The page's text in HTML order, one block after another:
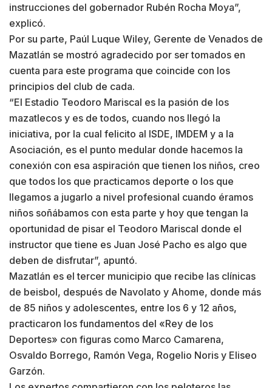
instrucciones del gobernador Rubén Rocha Moya”,
explicó.
Por su parte, Paúl Luque Wiley, Gerente de Venados de
Mazatlán se mostró agradecido por ser tomados en
cuenta para este programa que coincide con los
principios del club de cada.
“El Estadio Teodoro Mariscal es la pasión de los
mazatlecos y es de todos, cuando nos llegó la
iniciativa, por la cual felicito al ISDE, IMDEM y a la
Asociación, es el punto medular donde hacemos la
conexión con esa aspiración que tienen los niños, creo
que todos los que practicamos deporte o los que
llegamos a jugarlo a nivel profesional cuando éramos
niños soñábamos con esta parte y hoy que tengan la
oportunidad de pisar el Teodoro Mariscal donde el
instructor que tiene es Juan José Pacho es algo que
deben de disfrutar”, apuntó.
Mazatlán es el tercer municipio que recibe las clínicas
de beisbol, después de Navolato y Ahome, donde más
de 85 niños y adolescentes, entre los 6 y 12 años,
practicaron los fundamentos del «Rey de los
Deportes» con figuras como Marco Camarena,
Osvaldo Borrego, Ramón Vega, Rogelio Noris y Eliseo
Garzón.